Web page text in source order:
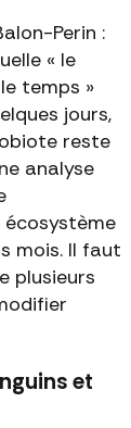
Perin :
« le
temps »
jours,
reste
analyse
mois. Il faut
plusieurs
et